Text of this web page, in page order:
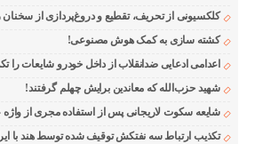
کلکسیونی از تحریف، تقطیع و دروغ‌پردازی از سخنان
کشته سازی به کمک هوش مصنوعی!
اعدامی ادعایی ضدانقلاب از داخل خودرو شایعات را
شهید حزب‌الله که معاندین برایش چهلم گرفتند!
شایعه سکوت لاریجانی پس از استفاده مجری از
تکذیب ارتباط سه نفتکش توقیف شده توسط هند با